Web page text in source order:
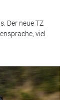
Der neue TZ
viel